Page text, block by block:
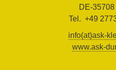
DE-
Tel. +49
info(at)ask-
www.ask-